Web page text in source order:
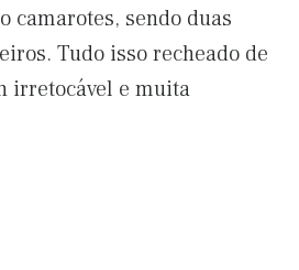
camarotes, sendo duas
Tudo isso recheado de
irretocável e muita